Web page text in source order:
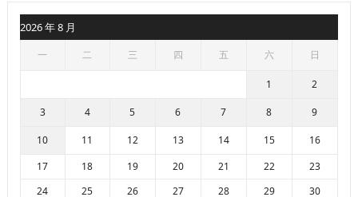
2026 年 8 月
一 二 三 四 五 六 日
1 2
3 4 5 6 7 8 9
10 11 12 13 14 15
16
17
18 19 20 21 22
23
24
25 26 27 28 29 30